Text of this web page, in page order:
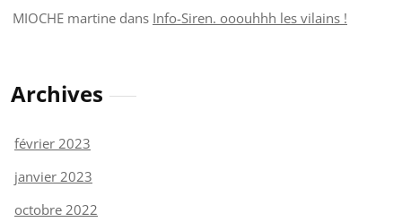
MIOCHE martine dans Info-Siren. ooouhhh les vilains !
Archives
février 2023
janvier 2023
octobre 2022